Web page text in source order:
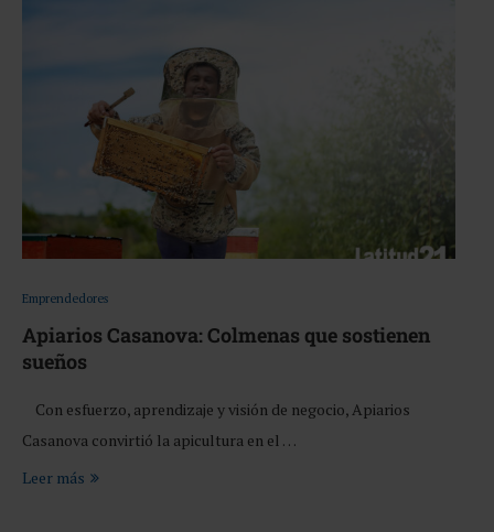
Emprendedores
Apiarios Casanova: Colmenas que sostienen
sueños
Con esfuerzo, aprendizaje y visión de negocio, Apiarios
Casanova convirtió la apicultura en el …
Leer más